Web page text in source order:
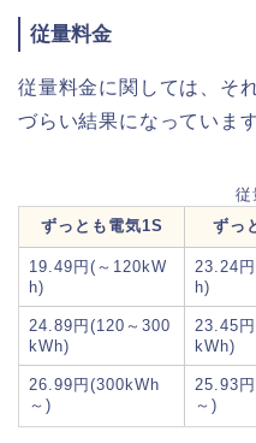
従量料金
従量料金に関しては、そ
づらい結果になっていま
従
ずっとも電気1S
ずっ
19.49円(～120kW
h)
23.24
h)
24.89円(120～300
kWh)
23.45
kWh)
26.99円(300kWh
～)
25.93
～)